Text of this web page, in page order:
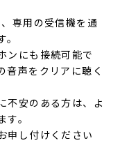
専用の受信機を通
ンにも接続可能で
音声をクリアに聴く
不安のある方は、よ
。
申し付けください